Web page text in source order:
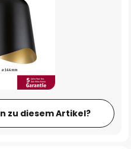
zu diesem Artikel?